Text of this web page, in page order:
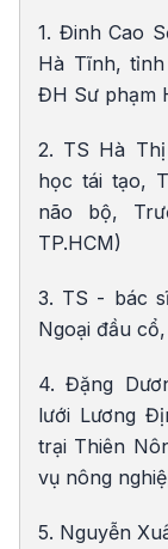
1. Đinh Cao
Hà Tĩnh,
ĐH Sư phạm
2. TS Hà
học tái tạo,
não bộ,
TP.HCM)
3. TS - bác
Ngoại đầu
4. Đặng
lưới Lương
trại Thiên
vụ nông
5. Nguyễn